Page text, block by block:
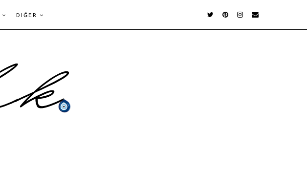
DIĞER